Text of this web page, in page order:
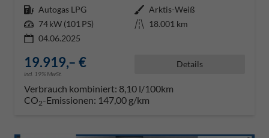
Kraftstoff Autogas LPG Außenfarbe Arktis-Weiß
Leistung 74 kW (101 PS) Kilometerstand 18.001 km
04.06.2025
19.919,– €
incl. 19% MwSt.
Details
Verbrauch kombiniert: 8,10 l/100km
CO2-Emissionen: 147,00 g/km